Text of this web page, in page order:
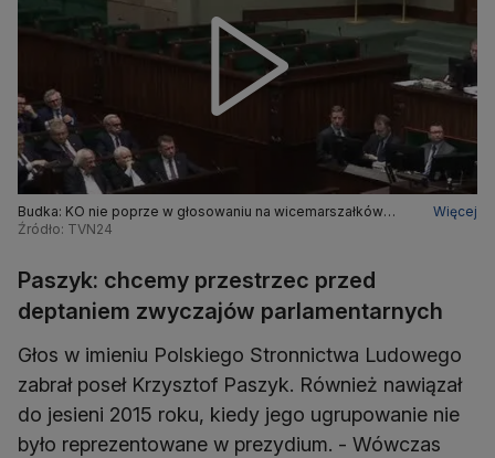
Budka: KO nie poprze w głosowaniu na wicemarszałków
osób łamiących zasady parlamentaryzmu
Więcej
Źródło: TVN24
Paszyk: chcemy przestrzec przed
deptaniem zwyczajów parlamentarnych
Głos w imieniu Polskiego Stronnictwa Ludowego
zabrał poseł Krzysztof Paszyk. Również nawiązał
do jesieni 2015 roku, kiedy jego ugrupowanie nie
było reprezentowane w prezydium. - Wówczas